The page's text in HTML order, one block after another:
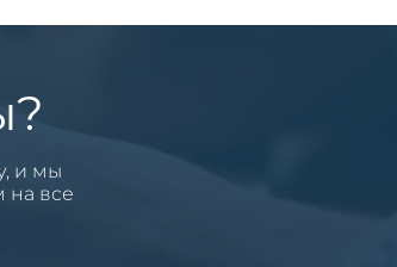
и мы
на все